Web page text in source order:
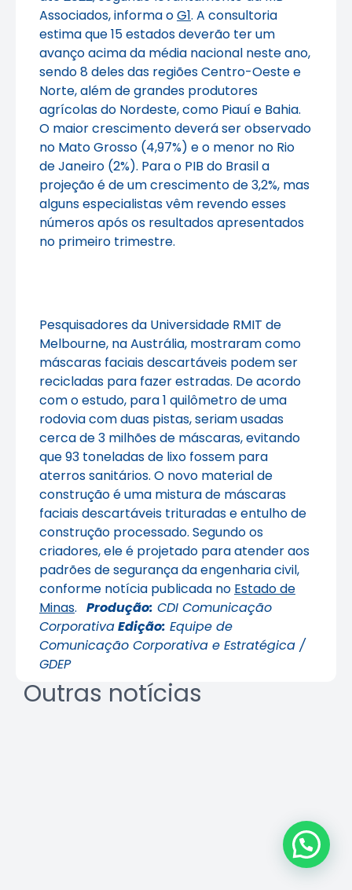
Associados, informa oG1. A consultoria
estima que 15 estados deverão ter um
avanço acima da média nacional neste ano,
sendo 8 deles das regiões Centro-Oeste e
Norte, além de grandes produtores
agrícolas do Nordeste, como Piauí e Bahia.
O maior crescimento deverá ser observado
no Mato Grosso (4,97%) e o menor no Rio
de Janeiro (2%). Para o PIB do Brasil a
projeção é de um crescimento de 3,2%, mas
alguns especialistas vêm revendo esses
números após os resultados apresentados
no primeiro trimestre.
Pesquisadores da Universidade RMIT de
Melbourne, na Austrália, mostraram como
máscaras faciais descartáveis podem ser
recicladas para fazer estradas. De acordo
com o estudo, para 1 quilômetro de uma
rodovia com duas pistas, seriam usadas
cerca de 3 milhões de máscaras, evitando
que 93 toneladas de lixo fossem para
aterros sanitários. O novo material de
construção é uma mistura de máscaras
faciais descartáveis trituradas e entulho de
construção processado. Segundo os
criadores, ele é projetado para atender aos
padrões de segurança da engenharia civil,
conforme notícia publicada no Estado de
Minas. Produção: CDI Comunicação
CorporativaEdição: Equipe de
Comunicação Corporativa e Estratégica /
GDEP
Outras notícias